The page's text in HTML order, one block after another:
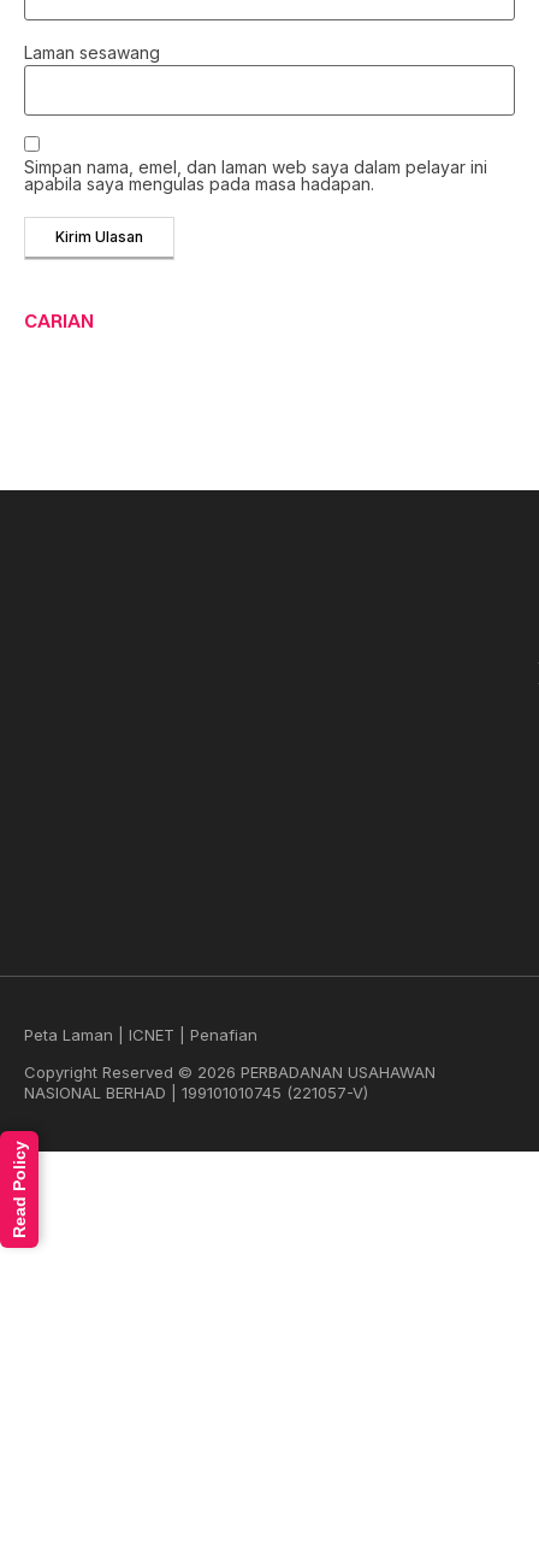
Laman sesawang
Simpan nama, emel, dan laman web saya dalam pelayar ini
apabila saya mengulas pada masa hadapan.
CARIAN
Peta Laman ICNET
Penafian
Copyright Reserved © 2026 PERBADANAN USAHAWAN
NASIONAL BERHAD | 199101010745 (221057-V)
Read Policy